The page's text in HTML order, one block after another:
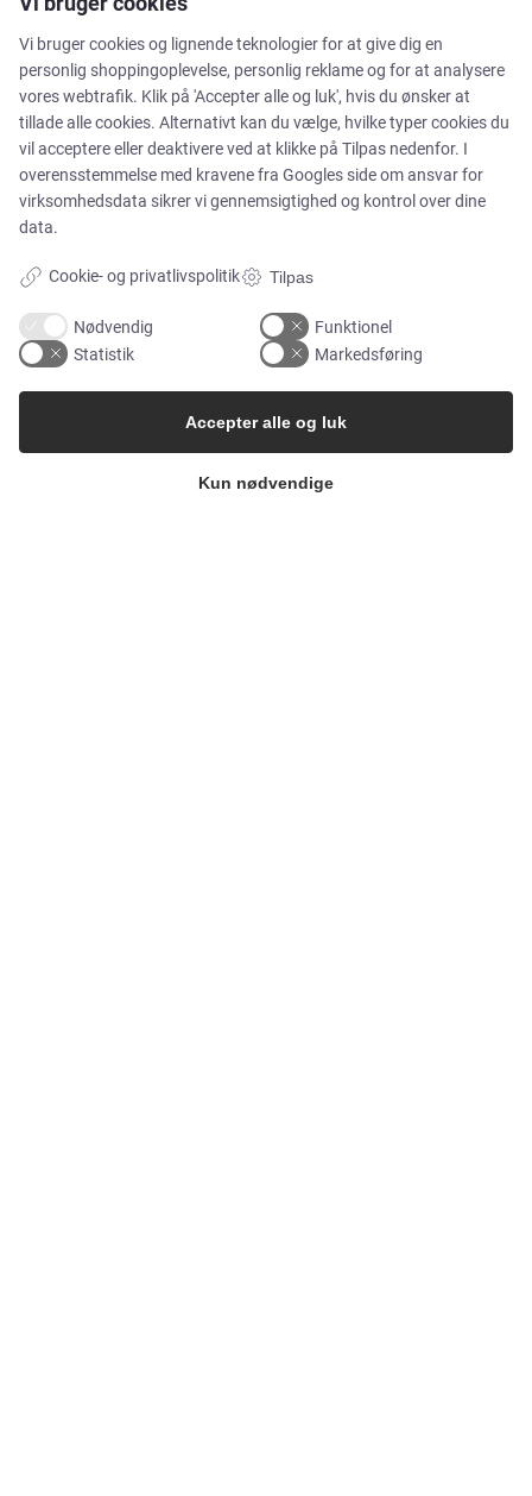
LØSNINGER
Brands
Cases
Produkter
Vi bruger cookies og lignende teknologier for at give dig en
personlig shoppingoplevelse, personlig reklame og for at analysere
vores webtrafik. Klik på 'Accepter alle og luk', hvis du ønsker at
tillade alle cookies. Alternativt kan du vælge, hvilke typer cookies du
vil acceptere eller deaktivere ved at klikke på Tilpas nedenfor. I
overensstemmelse med kravene fra Googles side om ansvar for
virksomhedsdata sikrer vi gennemsigtighed og kontrol over dine
data.
Cookie- og privatlivspolitik Tilpas
Nødvendig
Funktionel
Statistik
Markedsføring
Kun nødvendige
Accepter alle og luk